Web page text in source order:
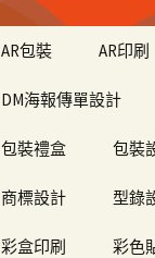
AR包裝 AR印刷
DM海報傳單設計
包裝禮盒 包裝
商標設計 型錄
彩盒印刷 彩色